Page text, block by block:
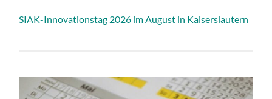
SIAK-Innovationstag 2026 im August in Kaiserslautern